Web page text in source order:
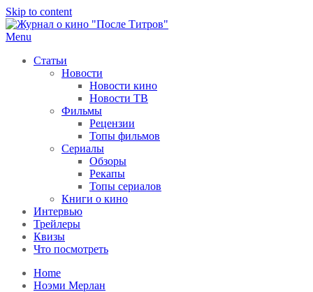
Skip to content
Menu
Статьи
Новости
Новости кино
Новости ТВ
Фильмы
Рецензии
Топы фильмов
Сериалы
Обзоры
Рекапы
Топы сериалов
Книги о кино
Интервью
Трейлеры
Квизы
Что посмотреть
Home
Ноэми Мерлан